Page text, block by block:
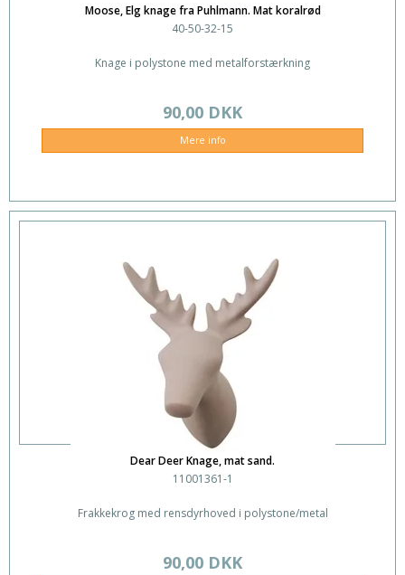
Moose, Elg knage fra Puhlmann. Mat koralrød
40-50-32-15
Knage i polystone med metalforstærkning
90,00 DKK
Mere info
Dear Deer Knage, mat sand.
11001361-1
Frakkekrog med rensdyrhoved i polystone/metal
90,00 DKK